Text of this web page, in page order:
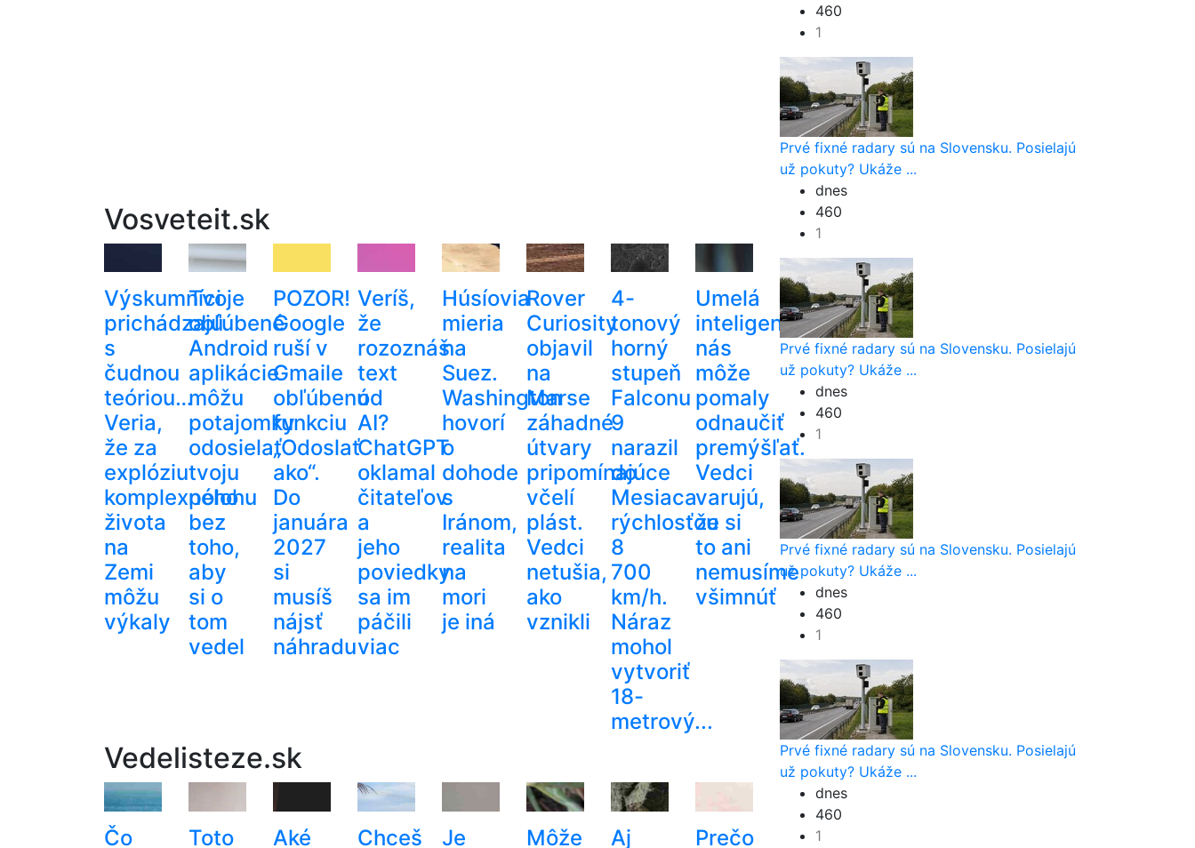
Vosveteit.sk
Výskumníci
prichádzajú
s
čudnou
teóriou…
Veria,
že za
explóziu
komplexného
života
na
Zemi
môžu
výkaly
Tvoje
obľúbené
Android
aplikácie
môžu
potajomky
odosielať
tvoju
polohu
bez
toho,
aby
si o
tom
vedel
POZOR!
Google
ruší v
Gmaile
obľúbenú
funkciu
„Odoslať
ako“.
Do
januára
2027
si
musíš
nájsť
náhradu
Veríš,
že
rozoznáš
text
od
AI?
ChatGPT
oklamal
čitateľov
a
jeho
poviedky
sa im
páčili
viac
Húsíovia
mieria
na
Suez.
Washington
hovorí
o
dohode
s
Iránom,
realita
na
mori
je iná
Rover
Curiosity
objavil
na
Marse
záhadné
útvary
pripomínajúce
včelí
plást.
Vedci
netušia,
ako
vznikli
4-
tonový
horný
stupeň
Falconu
9
narazil
do
Mesiaca
rýchlosťou
8
700
km/h.
Náraz
mohol
vytvoriť
18-
metrový...
Umelá
inteligencia
nás
môže
pomaly
odnaučiť
premýšľať.
Vedci
varujú,
že si
to ani
nemusíme
všimnúť
Vedelisteze.sk
Čo Toto Aké Chceš Je Môže Aj Prečo
460
1
Prvé fixné radary sú na Slovensku. Posielajú
už pokuty? Ukáže ...
dnes
460
1
Prvé fixné radary sú na Slovensku. Posielajú
už pokuty? Ukáže ...
dnes
460
1
Prvé fixné radary sú na Slovensku. Posielajú
už pokuty? Ukáže ...
dnes
460
1
Prvé fixné radary sú na Slovensku. Posielajú
už pokuty? Ukáže ...
dnes
460
1